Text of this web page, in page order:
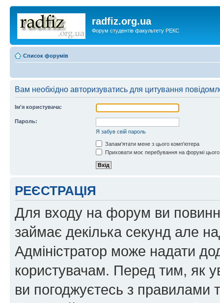
radfiz.org.ua
Форум студентів факультету РЕКС
Список форумів
Вам необхідно авторизуватись для цитування
Ім'я користувача:
Пароль:
Я забув свій пароль
Запам'ятати мене з цього комп'ютера
Приховати моє перебування на форумі
РЕЄСТРАЦІЯ
Для входу на форум ви
займає декілька секунд але
Адміністратор може надати
користувачам. Перед тим, як
ви погоджуєтесь з правилами